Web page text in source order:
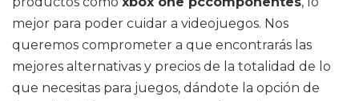
mejor para poder cuidar a videojuegos. Nos
queremos comprometer a que encontrarás las
mejores alternativas y precios de la totalidad de lo
que necesitas para juegos, dándote la opción de